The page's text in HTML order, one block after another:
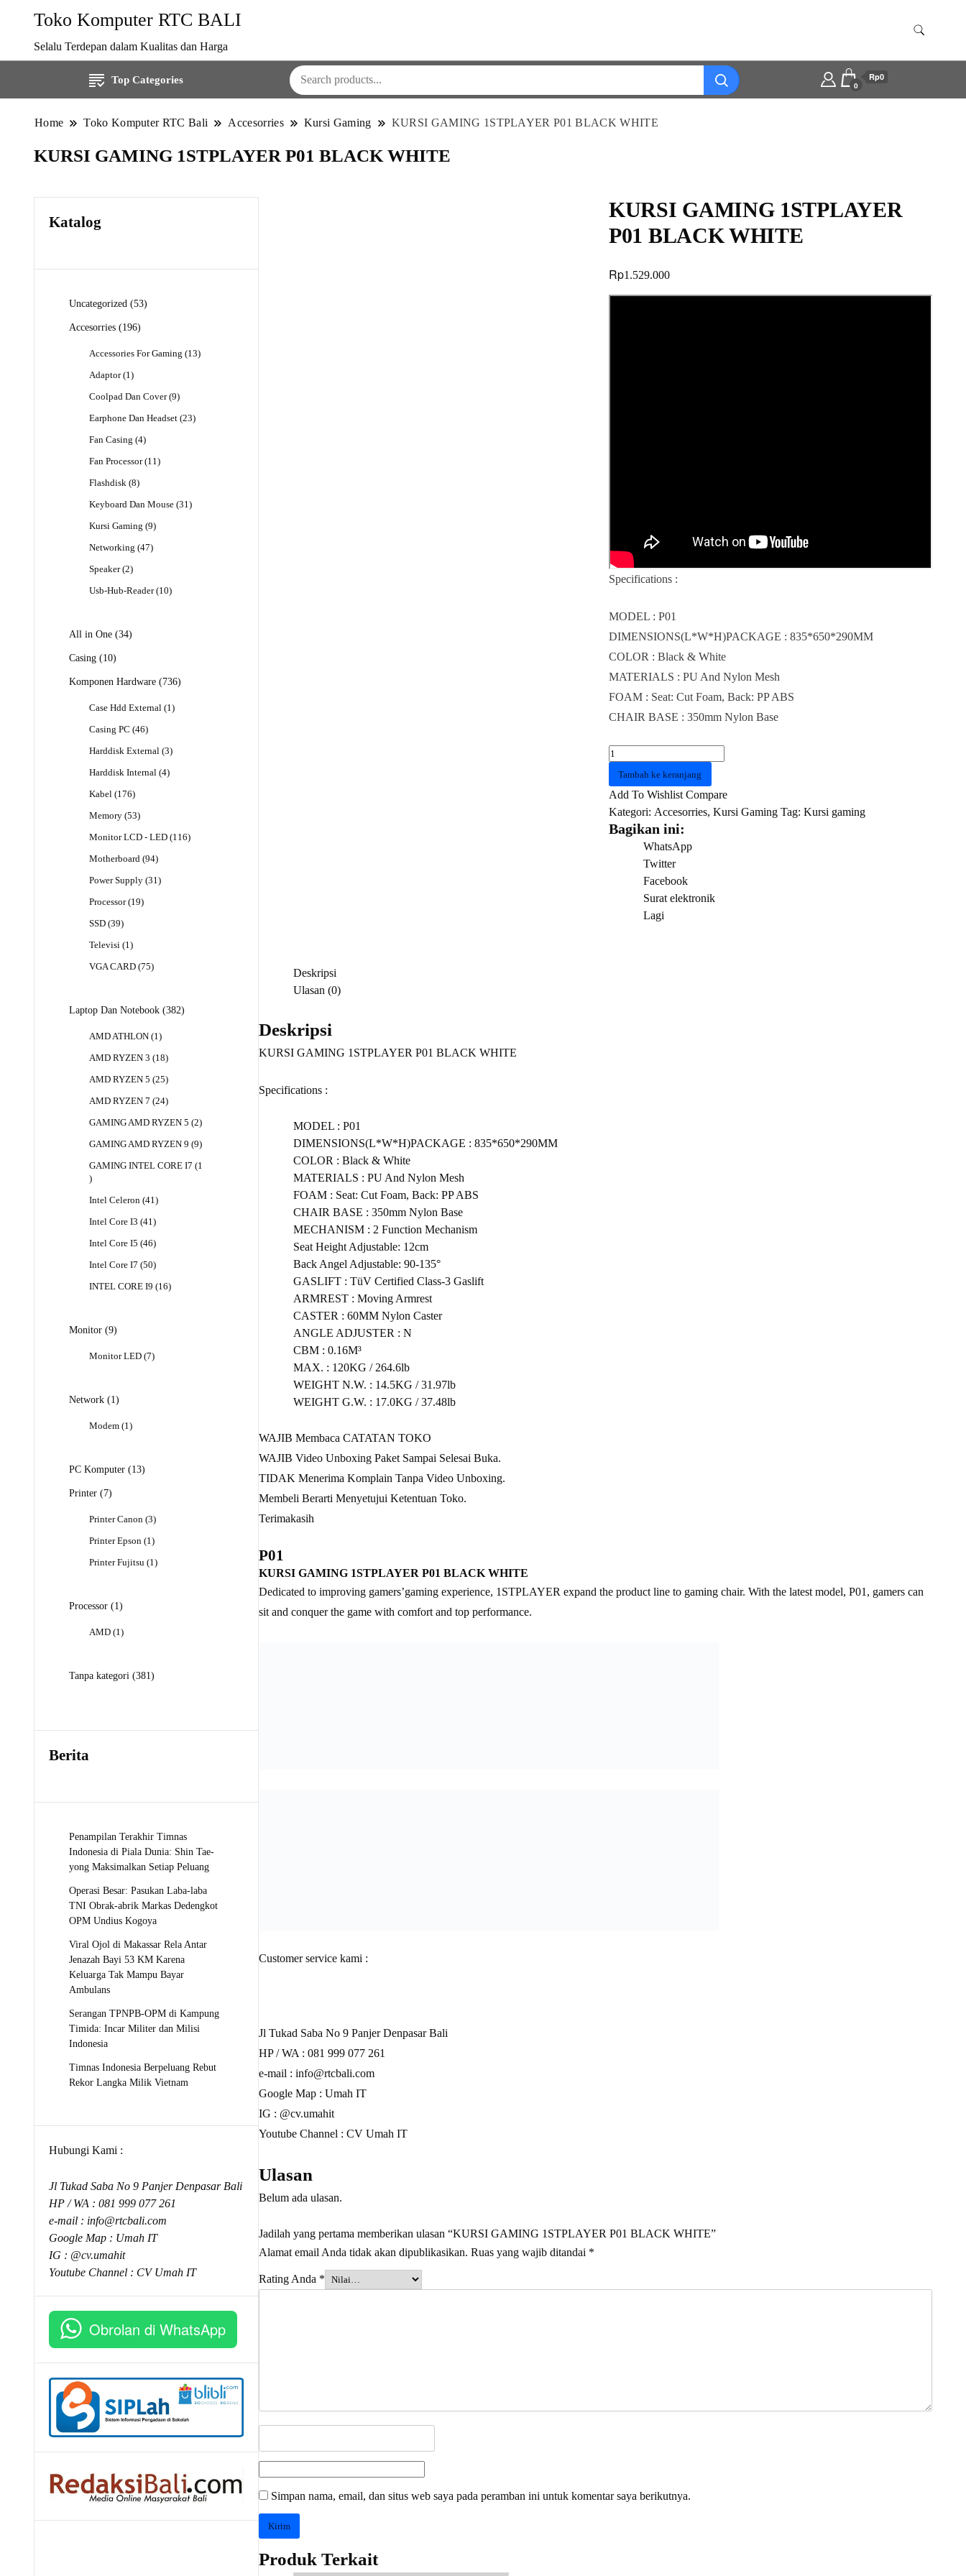
Toko Komputer RTC BALI
Selalu Terdepan dalam Kualitas dan Harga
Top Categories 0
Rp0
Home Toko Komputer RTC Bali Accesorries Kursi Gaming KURSI GAMING 1STPLAYER P01 BLACK WHITE
KURSI GAMING 1STPLAYER P01 BLACK WHITE
KURSI GAMING 1STPLAYER
P01 BLACK WHITE
Rp1.529.000
Specifications :
MODEL : P01
DIMENSIONS(L*W*H)PACKAGE : 835*650*290MM
COLOR : Black & White
MATERIALS : PU And Nylon Mesh
FOAM : Seat: Cut Foam, Back: PP ABS
CHAIR BASE : 350mm Nylon Base
Kuantitas
KURSI
GAMING
BLACK
Tambah ke keranjang
Add To Wishlist Compare
Kategori: Accesorries, Kursi Gaming Tag: Kursi gaming
Bagikan ini:
WhatsApp
Twitter
Facebook
Surat elektronik
Lagi
Deskripsi
Ulasan (0)
Deskripsi
KURSI GAMING 1STPLAYER P01 BLACK WHITE
Specifications :
MODEL : P01
DIMENSIONS(L*W*H)PACKAGE : 835*650*290MM
COLOR : Black & White
MATERIALS : PU And Nylon Mesh
FOAM : Seat: Cut Foam, Back: PP ABS
CHAIR BASE : 350mm Nylon Base
MECHANISM : 2 Function Mechanism
Seat Height Adjustable: 12cm
Back Angel Adjustable: 90-135°
GASLIFT : TüV Certified Class-3 Gaslift
ARMREST : Moving Armrest
CASTER : 60MM Nylon Caster
ANGLE ADJUSTER : N
CBM : 0.16M³
MAX. : 120KG / 264.6lb
WEIGHT N.W. : 14.5KG / 31.97lb
WEIGHT G.W. : 17.0KG / 37.48lb
WAJIB Membaca CATATAN TOKO
WAJIB Video Unboxing Paket Sampai Selesai Buka.
TIDAK Menerima Komplain Tanpa Video Unboxing.
Membeli Berarti Menyetujui Ketentuan Toko.
Terimakasih
P01
KURSI GAMING 1STPLAYER P01 BLACK WHITE
Dedicated to improving gamers’gaming experience, 1STPLAYER expand the product line to gaming chair. With the latest model, P01, gamers can
sit and conquer the game with comfort and top performance.
Customer service kami :
Jl Tukad Saba No 9 Panjer Denpasar Bali
HP / WA : 081 999 077 261
e-mail : info@rtcbali.com
Google Map : Umah IT
IG : @cv.umahit
Youtube Channel : CV Umah IT
Ulasan
Belum ada ulasan.
Jadilah yang pertama memberikan ulasan “KURSI GAMING 1STPLAYER P01 BLACK WHITE”
Alamat email Anda tidak akan dipublikasikan. Ruas yang wajib ditandai *
Rating Anda *
Simpan nama, email, dan situs web saya pada peramban ini untuk komentar saya berikutnya.
Produk Terkait
Katalog
Uncategorized 5353
Accesorries
196196
Accessories For Gaming 1313
Adaptor 11
Coolpad Dan Cover 99
Earphone Dan Headset 2323
Fan Casing 44
Fan Processor 1111
Flashdisk 88
Keyboard Dan Mouse 3131
Kursi Gaming 99
Networking 4747
Speaker 22
Usb-Hub-Reader 1010
All in One 3434
Casing
1010
Komponen Hardware
736736
Case Hdd External 11
Casing PC 4646
Harddisk External 33
Harddisk Internal 44
Kabel 176176
Memory 5353
Monitor LCD - LED 116116
Motherboard 9494
Power Supply 3131
Processor 1919
SSD 3939
Televisi 11
VGA CARD 7575
Laptop Dan Notebook 382382
AMD ATHLON 11
AMD RYZEN 3
1818
AMD RYZEN 5 2525
AMD RYZEN 7 2424
GAMING AMD RYZEN 5 22
GAMING AMD RYZEN 9 99
GAMING INTEL CORE I7
1
1
Intel Celeron 4141
Intel Core I3 4141
Intel Core I5 4646
Intel Core I7 5050
INTEL CORE I9
1616
Monitor 99
Monitor LED 77
Network 11
Modem 11
PC Komputer 1313
Printer
77
Printer Canon 33
Printer Epson 11
Printer Fujitsu 11
Processor 11
AMD 11
Tanpa kategori 381381
Berita
Penampilan Terakhir Timnas
Indonesia di Piala Dunia: Shin Tae-
yong Maksimalkan Setiap Peluang
Operasi Besar: Pasukan Laba-laba
TNI Obrak-abrik Markas Dedengkot
OPM Undius Kogoya
Viral Ojol di Makassar Rela Antar
Jenazah Bayi 53 KM Karena
Keluarga Tak Mampu Bayar
Ambulans
Serangan TPNPB-OPM di Kampung
Timida: Incar Militer dan Milisi
Indonesia
Timnas Indonesia Berpeluang Rebut
Rekor Langka Milik Vietnam
Hubungi Kami :
Jl Tukad Saba No 9 Panjer Denpasar Bali
HP / WA : 081 999 077 261
e-mail : info@rtcbali.com
Google Map : Umah IT
IG : @cv.umahit
Youtube Channel : CV Umah IT
Obrolan di WhatsApp